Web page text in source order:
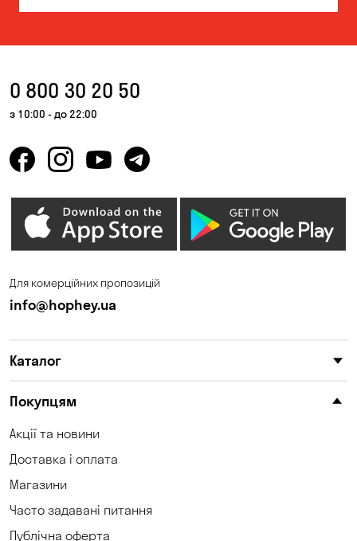
0 800 30 20 50
з 10:00 - до 22:00
Для комерційних пропозицій
info@hophey.ua
Каталог
Покупцям
Акції та новини
Доставка і оплата
Магазини
Часто задавані питання
Публічна оферта